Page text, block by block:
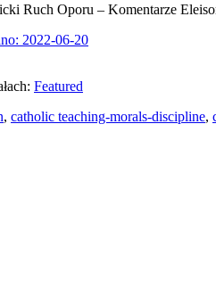
Ruch Oporu – Komentarze
2022-06-20
Featured
, catholic teaching-morals-discipline,